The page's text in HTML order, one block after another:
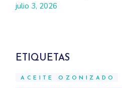
julio 3, 2026
ETIQUETAS
ACEITE OZONIZADO